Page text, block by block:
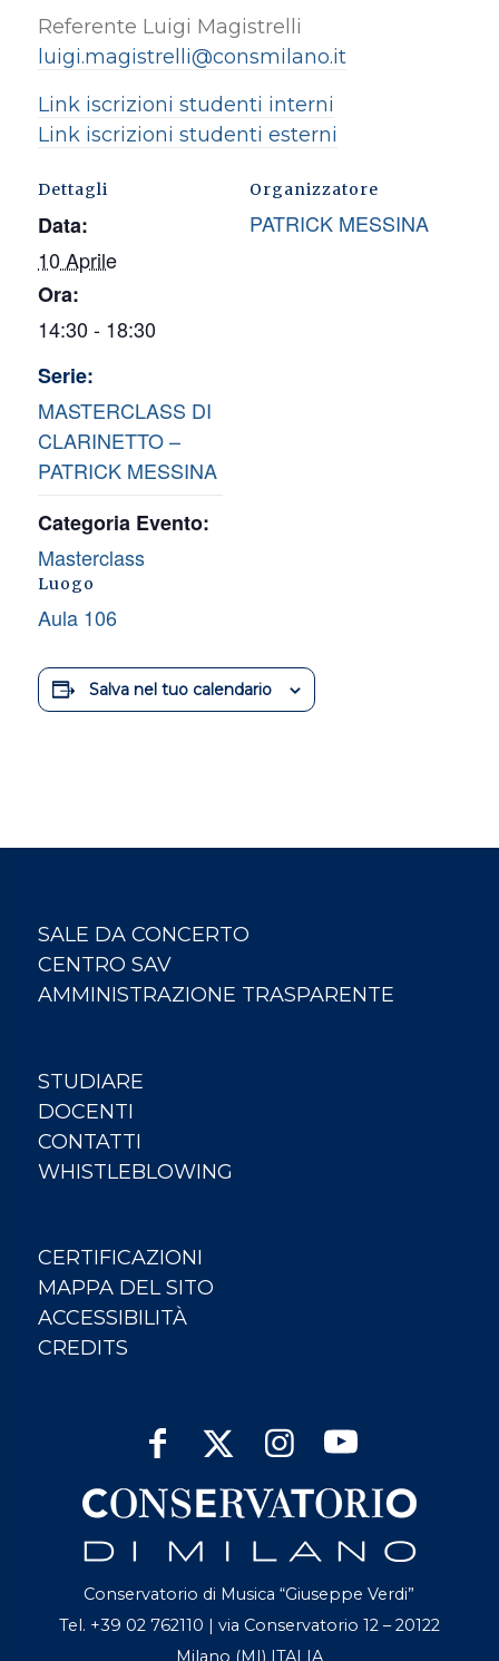
Referente Luigi Magistrelli
luigi.magistrelli@consmilano.it
Link iscrizioni studenti interni
Link iscrizioni studenti esterni
Dettagli
Data:
10 Aprile
Ora:
14:30 - 18:30
Serie:
MASTERCLASS DI
CLARINETTO –
PATRICK MESSINA
Categoria Evento:
Masterclass
Luogo
Aula 106
Organizzatore
PATRICK MESSINA
Salva nel tuo calendario
SALE DA CONCERTO
CENTRO SAV
AMMINISTRAZIONE TRASPARENTE
STUDIARE
DOCENTI
CONTATTI
WHISTLEBLOWING
CERTIFICAZIONI
MAPPA DEL SITO
ACCESSIBILITÀ
CREDITS
Conservatorio di Musica “Giuseppe Verdi”
Tel. +39 02 762110 | via Conservatorio 12 – 20122
Milano (MI) ITALIA